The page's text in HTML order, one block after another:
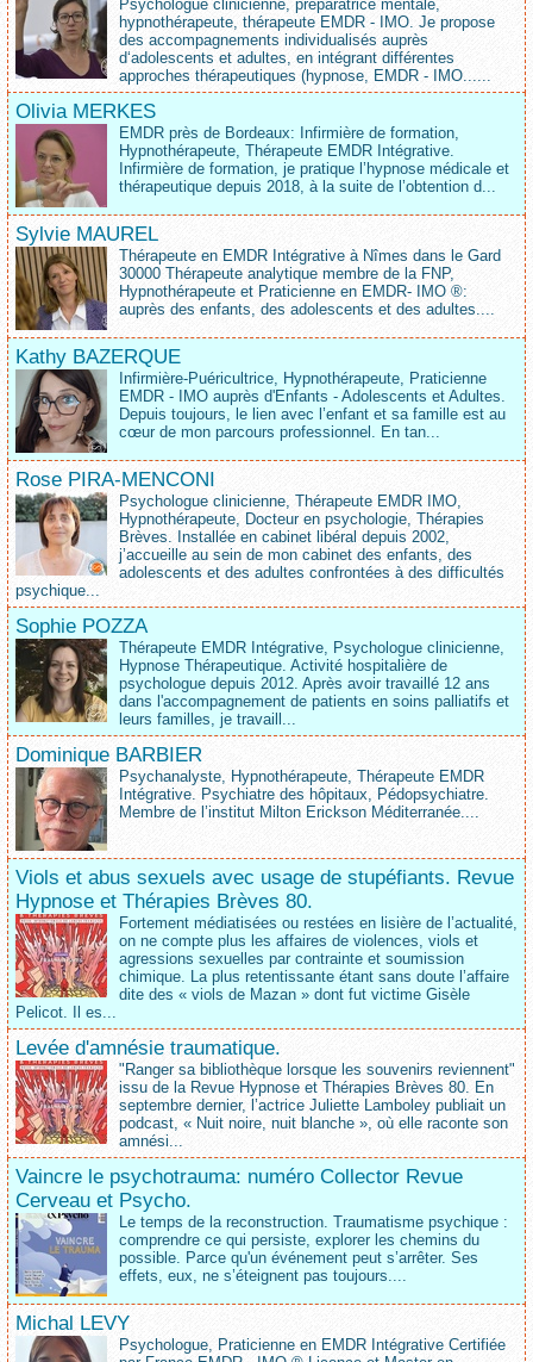
Psychologue clinicienne, préparatrice mentale,
hypnothérapeute, thérapeute EMDR - IMO. Je propose
des accompagnements individualisés auprès
d‘adolescents et adultes, en intégrant différentes
approches thérapeutiques (hypnose, EMDR - IMO......
Olivia MERKES
EMDR près de Bordeaux: Infirmière de formation,
Hypnothérapeute, Thérapeute EMDR Intégrative.
Infirmière de formation, je pratique l’hypnose médicale et
thérapeutique depuis 2018, à la suite de l’obtention d...
Sylvie MAUREL
Thérapeute en EMDR Intégrative à Nîmes dans le Gard
30000 Thérapeute analytique membre de la FNP,
Hypnothérapeute et Praticienne en EMDR- IMO ®:
auprès des enfants, des adolescents et des adultes....
Kathy BAZERQUE
Infirmière-Puéricultrice, Hypnothérapeute, Praticienne
EMDR - IMO auprès d'Enfants - Adolescents et Adultes.
Depuis toujours, le lien avec l’enfant et sa famille est au
cœur de mon parcours professionnel. En tan...
Rose PIRA-MENCONI
Psychologue clinicienne, Thérapeute EMDR IMO,
Hypnothérapeute, Docteur en psychologie, Thérapies
Brèves. Installée en cabinet libéral depuis 2002,
j’accueille au sein de mon cabinet des enfants, des
adolescents et des adultes confrontées à des difficultés
psychique...
Sophie POZZA
Thérapeute EMDR Intégrative, Psychologue clinicienne,
Hypnose Thérapeutique. Activité hospitalière de
psychologue depuis 2012. Après avoir travaillé 12 ans
dans l'accompagnement de patients en soins palliatifs et
leurs familles, je travaill...
Dominique BARBIER
Psychanalyste, Hypnothérapeute, Thérapeute EMDR
Intégrative. Psychiatre des hôpitaux, Pédopsychiatre.
Membre de l’institut Milton Erickson Méditerranée....
Viols et abus sexuels avec usage de stupéfiants. Revue
Hypnose et Thérapies Brèves 80.
Fortement médiatisées ou restées en lisière de l’actualité,
on ne compte plus les affaires de violences, viols et
agressions sexuelles par contrainte et soumission
chimique. La plus retentissante étant sans doute l’affaire
dite des « viols de Mazan » dont fut victime Gisèle
Pelicot. Il es...
Levée d'amnésie traumatique.
"Ranger sa bibliothèque lorsque les souvenirs reviennent"
issu de la Revue Hypnose et Thérapies Brèves 80. En
septembre dernier, l’actrice Juliette Lamboley publiait un
podcast, « Nuit noire, nuit blanche », où elle raconte son
amnési...
Vaincre le psychotrauma: numéro Collector Revue
Cerveau et Psycho.
Le temps de la reconstruction. Traumatisme psychique :
comprendre ce qui persiste, explorer les chemins du
possible. Parce qu'un événement peut s’arrêter. Ses
effets, eux, ne s’éteignent pas toujours....
Michal LEVY
Psychologue, Praticienne en EMDR Intégrative Certifiée